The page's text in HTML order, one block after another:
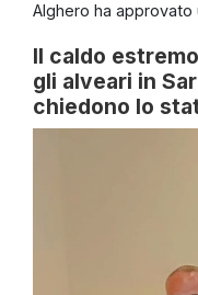
Alghero ha approvato
Il caldo
gli alveari in
chiedono lo